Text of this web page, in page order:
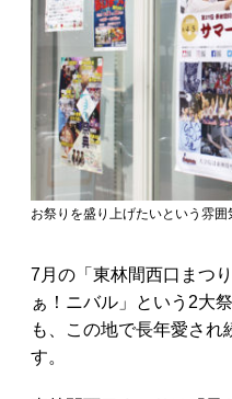
お祭りを盛り上げたいという雰囲
7月の「東林間西口まつ
ぁ！ニバル」という2大
も、この地で長年愛さ
す。